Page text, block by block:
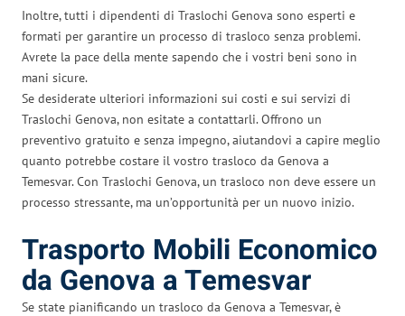
Inoltre, tutti i dipendenti di Traslochi Genova sono esperti e
formati per garantire un processo di trasloco senza problemi.
Avrete la pace della mente sapendo che i vostri beni sono in
mani sicure.
Se desiderate ulteriori informazioni sui costi e sui servizi di
Traslochi Genova, non esitate a contattarli. Offrono un
preventivo gratuito e senza impegno, aiutandovi a capire meglio
quanto potrebbe costare il vostro trasloco da Genova a
Temesvar. Con Traslochi Genova, un trasloco non deve essere un
processo stressante, ma un’opportunità per un nuovo inizio.
Trasporto Mobili Economico
da Genova a Temesvar
Se state pianificando un trasloco da Genova a Temesvar, è